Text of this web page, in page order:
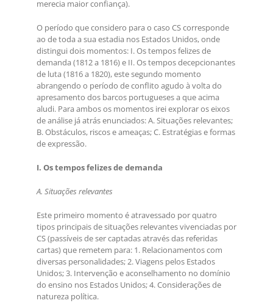
merecia maior confiança).
O período que considero para o caso CS corresponde
ao de toda a sua estadia nos Estados Unidos, onde
distingui dois momentos: I. Os tempos felizes de
demanda (1812 a 1816) e II. Os tempos decepcionantes
de luta (1816 a 1820), este segundo momento
abrangendo o período de conflito agudo à volta do
apresamento dos barcos portugueses a que acima
aludi. Para ambos os momentos irei explorar os eixos
de análise já atrás enunciados: A. Situações relevantes;
B. Obstáculos, riscos e ameaças; C. Estratégias e formas
de expressão.
I. Os tempos felizes de demanda
A. Situações relevantes
Este primeiro momento é atravessado por quatro
tipos principais de situações relevantes vivenciadas por
CS (passíveis de ser captadas através das referidas
cartas) que remetem para: 1. Relacionamentos com
diversas personalidades; 2. Viagens pelos Estados
Unidos; 3. Intervenção e aconselhamento no domínio
do ensino nos Estados Unidos; 4. Considerações de
natureza política.